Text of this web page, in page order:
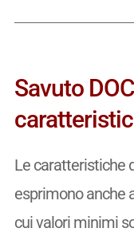
Savuto
Le caratteristiche
esprimono anche
cui valori minimi